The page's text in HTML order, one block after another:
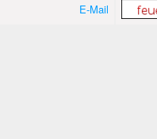
E-Mail